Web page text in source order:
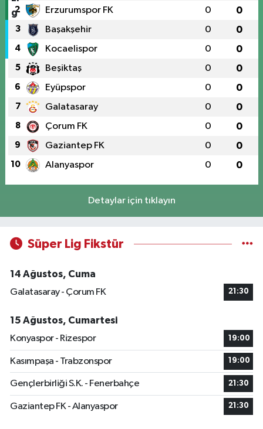
2 Erzurumspor FK 0 0
3 Başakşehir 0 0
4 Kocaelispor 0 0
5 Beşiktaş 0 0
6 Eyüpspor 0 0
7 Galatasaray 0 0
8 Çorum FK 0 0
9 Gaziantep FK 0 0
10 Alanyaspor 0 0
Detaylar için tıklayın
Süper Lig Fikstür
14 Ağustos, Cuma
Galatasaray - Çorum FK
21:30
15 Ağustos, Cumartesi
Konyaspor - Rizespor
19:00
Kasımpaşa - Trabzonspor 19:00
Gençlerbirliği S.K. - Fenerbahçe 21:30
Gaziantep FK - Alanyaspor 21:30